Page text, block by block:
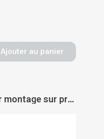
Ajouter au panier
Clip femelle SL-FB pour montage sur profilé SL-RLE ou fourrure type 45 x 18 - DOMARINE